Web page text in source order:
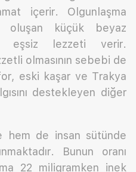
içerir. Olgunlaşma
oluşan küçük beyaz
eşsiz lezzeti verir.
olmasının sebebi de
eski kaşar ve Trakya
destekleyen diğer
hem de insan sütünde
Bunun oranı
22 miligramken inek